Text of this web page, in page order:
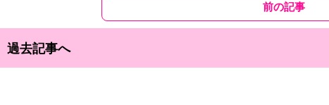
前の記事
過去記事へ